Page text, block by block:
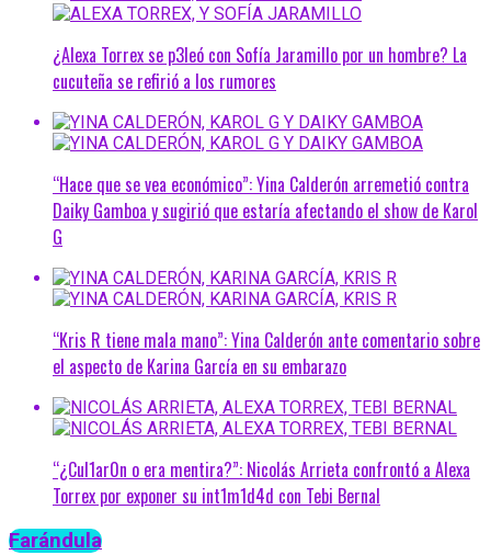
¿Alexa Torrex se p3leó con Sofía Jaramillo por un hombre? La
cucuteña se refirió a los rumores
“Hace que se vea económico”: Yina Calderón arremetió contra
Daiky Gamboa y sugirió que estaría afectando el show de Karol
G
“Kris R tiene mala mano”: Yina Calderón ante comentario sobre
el aspecto de Karina García en su embarazo
“¿Cul1ar0n o era mentira?”: Nicolás Arrieta confrontó a Alexa
Torrex por exponer su int1m1d4d con Tebi Bernal
Farándula